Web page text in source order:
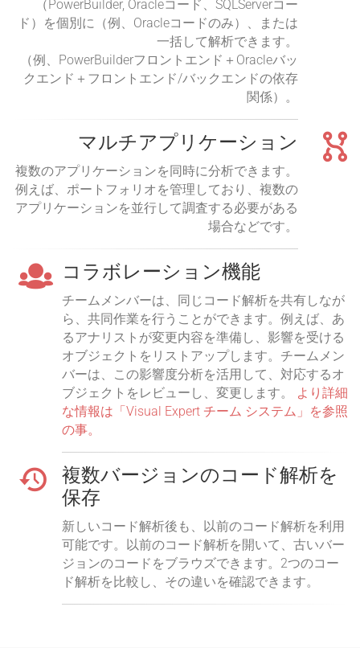
（PowerBuilder, Oracleコード、SQLServerコー
ド）を個別に（例、Oracleコードのみ）、または
一括して解析できます。
（例、PowerBuilderフロントエンド＋Oracleバッ
クエンド＋フロントエンド/バックエンドの依存
関係）。
マルチアプリケーション
複数のアプリケーションを同時に分析できます。
例えば、ポートフォリオを管理しており、複数の
アプリケーションを並行して調査する必要がある
場合などです。
コラボレーション機能
チームメンバーは、同じコード解析を共有しなが
ら、共同作業を行うことができます。例えば、あ
るアナリストが変更内容を準備し、影響を受ける
オブジェクトをリストアップします。チームメン
バーは、この影響度分析を活用して、対応するオ
ブジェクトをレビューし、変更します。
より詳細
な情報は「Visual Expert チーム システム」を参照
の事。
複数バージョンのコード解析を
保存
新しいコード解析後も、以前のコード解析を利用
可能です。以前のコード解析を開いて、古いバー
ジョンのコードをブラウズできます。2つのコー
ド解析を比較し、その違いを確認できます。